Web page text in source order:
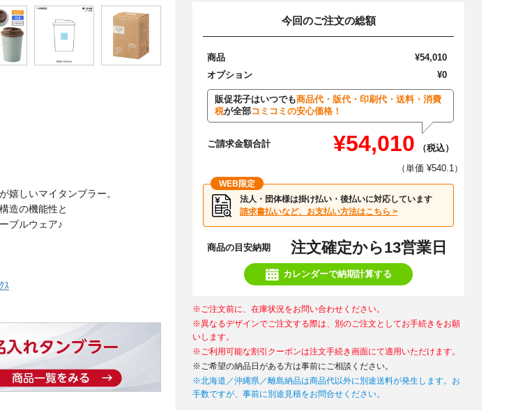
嬉しいマイタンブラー。
造の機能性と
ブルウェア♪
ｽ
今回のご注文の総額
商品
¥54,010
オプション
¥0
販促花子はいつでも商品代・版代・印刷代・送料・消費
税が全部コミコミの安心価格！
ご請求金額合計 ¥54,010
（税込）
（単価 ¥540.1）
WEB限定
法人・団体様は掛け払い・後払いに対応しています
請求書払いなど、お支払い方法はこちら >
商品の目安納期 注文確定から13営業日
カレンダーで納期計算する
※ご注文前に、在庫状況をお問い合わせください。
※異なるデザインでご注文する際は、別のご注文としてお手続きをお願
いします。
※ご利用可能な割引クーポンは注文手続き画面にて適用いただけます。
※ご希望の納品日がある方は事前にご相談ください。
※北海道／沖縄県／離島納品は商品代以外に別途送料が発生します。お
手数ですが、事前に別途見積をお問合せください。